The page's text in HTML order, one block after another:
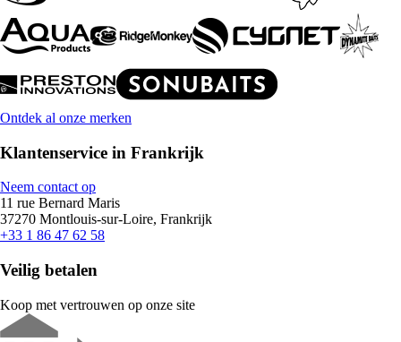
Ontdek al onze merken
Klantenservice in Frankrijk
Neem contact op
11 rue Bernard Maris
37270 Montlouis-sur-Loire, Frankrijk
+33 1 86 47 62 58
Veilig betalen
Koop met vertrouwen op onze site